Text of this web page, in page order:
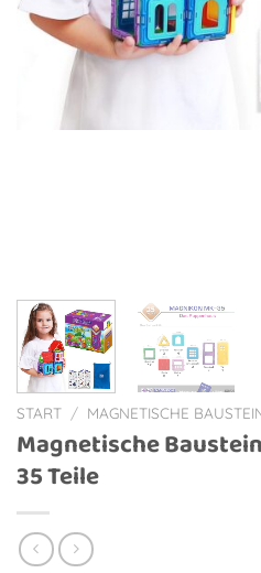
START / MAGNETISCHE
Magnetische
35 Teile